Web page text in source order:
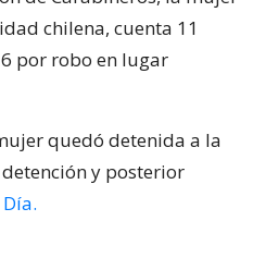
chilena, cuenta 11
por robo en lugar
quedó detenida a la
y posterior